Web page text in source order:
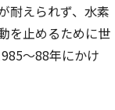
耐えられず、水素
を止めるために世
～88年にかけ